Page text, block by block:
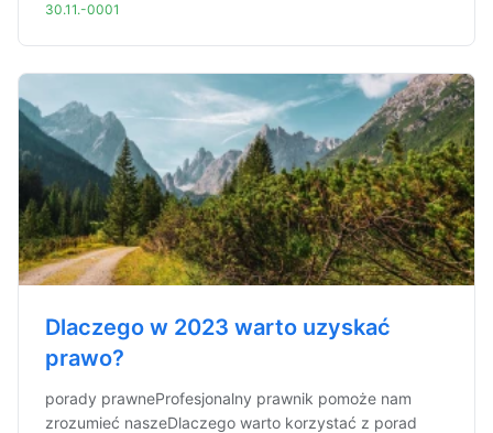
30.11.-0001
Dlaczego w 2023 warto uzyskać
prawo?
porady prawneProfesjonalny prawnik pomoże nam
zrozumieć naszeDlaczego warto korzystać z porad